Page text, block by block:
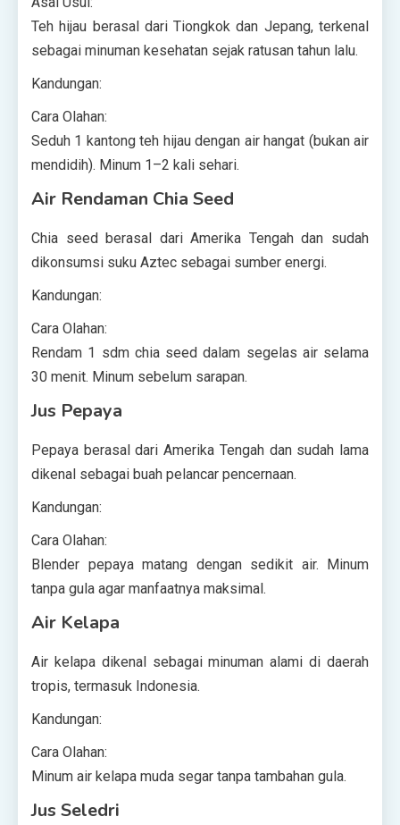
Teh hijau berasal dari Tiongkok dan Jepang, terkenal
sebagai minuman kesehatan sejak ratusan tahun lalu.
Kandungan:
Cara Olahan:
Seduh 1 kantong teh hijau dengan air hangat (bukan air
mendidih). Minum 1–2 kali sehari.
Air Rendaman Chia Seed
Chia seed berasal dari Amerika Tengah dan sudah
dikonsumsi suku Aztec sebagai sumber energi.
Kandungan:
Cara Olahan:
Rendam 1 sdm chia seed dalam segelas air selama
30 menit. Minum sebelum sarapan.
Jus Pepaya
Pepaya berasal dari Amerika Tengah dan sudah lama
dikenal sebagai buah pelancar pencernaan.
Kandungan:
Cara Olahan:
Blender pepaya matang dengan sedikit air. Minum
tanpa gula agar manfaatnya maksimal.
Air Kelapa
Air kelapa dikenal sebagai minuman alami di daerah
tropis, termasuk Indonesia.
Kandungan:
Cara Olahan:
Minum air kelapa muda segar tanpa tambahan gula.
Jus Seledri